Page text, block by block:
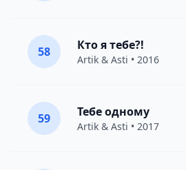
58 Кто я тебе?!
Artik & Asti • 2016
59 Тебе одному
Artik & Asti • 2017